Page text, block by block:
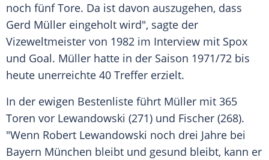
noch fünf Tore. Da ist davon auszugehen, dass
Gerd Müller eingeholt wird", sagte der
Vizeweltmeister von 1982 im Interview mit Spox
und Goal. Müller hatte in der Saison 1971/72 bis
heute unerreichte 40 Treffer erzielt.
In der ewigen Bestenliste führt Müller mit 365
Toren vor Lewandowski (271) und Fischer (268).
"Wenn Robert Lewandowski noch drei Jahre bei
Bayern München bleibt und gesund bleibt, kann er